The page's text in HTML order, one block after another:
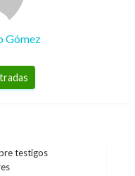
Gómez
testigos